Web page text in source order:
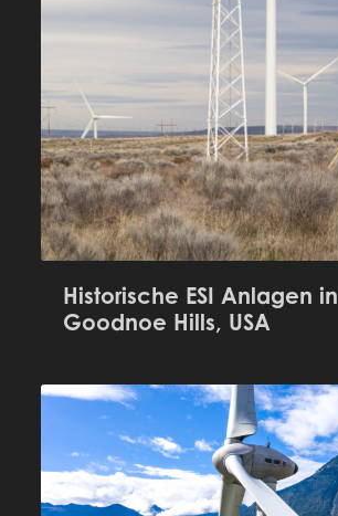
Historische ESI Anlagen in
Goodnoe Hills, USA